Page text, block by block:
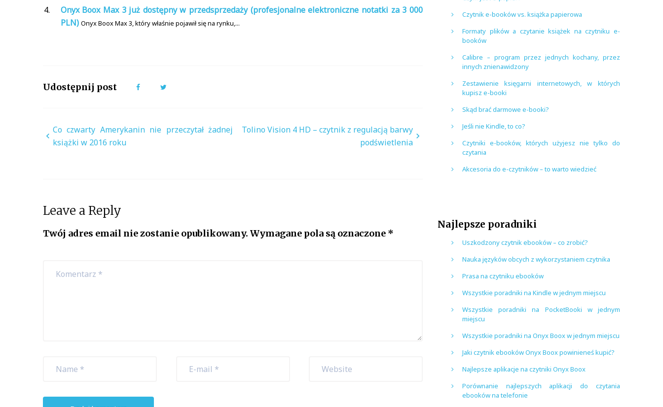
Onyx Boox Max 3 już dostępny w przedsprzedaży (profesjonalne elektroniczne notatki za 3 000
PLN) Onyx Boox Max 3, który właśnie pojawił się na rynku,...
Udostępnij post Facebook
Nawigacja
wpisu
Co czwarty Amerykanin nie przeczytał żadnej
książki w 2016 roku
Tolino Vision 4 HD – czytnik z regulacją barwy
podświetlenia
Leave a Reply
Twój adres email nie zostanie opublikowany. Wymagane pola są oznaczone *
Czytnik e-booków vs. książka papierowa
Formaty plików a czytanie książek na czytniku e-
booków
Calibre – program przez jednych kochany, przez
innych znienawidzony
Zestawienie księgarni internetowych, w których
kupisz e-booki
Skąd brać darmowe e-booki?
Jeśli nie Kindle, to co?
Czytniki e-booków, których użyjesz nie tylko do
czytania
Akcesoria do e-czytników – to warto wiedzieć
Najlepsze poradniki
Uszkodzony czytnik ebooków – co zrobić?
Nauka języków obcych z wykorzystaniem czytnika
Prasa na czytniku ebooków
Wszystkie poradniki na Kindle w jednym miejscu
Wszystkie poradniki na PocketBooki w jednym
miejscu
Wszystkie poradniki na Onyx Boox w jednym miejscu
Jaki czytnik ebooków Onyx Boox powinieneś kupić?
Najlepsze aplikacje na czytniki Onyx Boox
Porównanie najlepszych aplikacji do czytania
ebooków na telefonie